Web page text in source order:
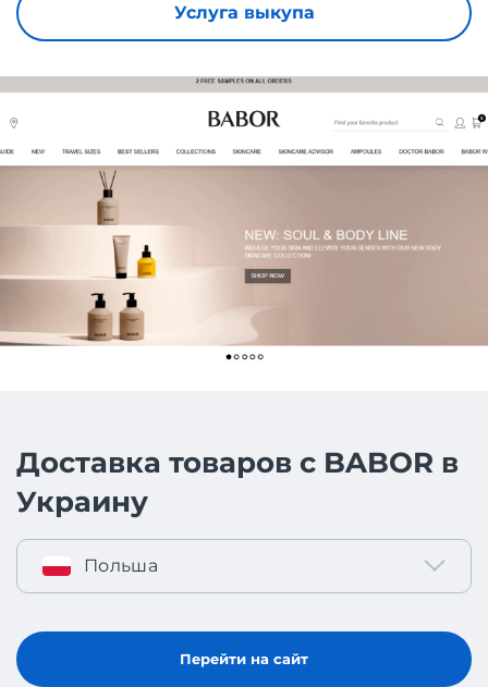
Услуга выкупа
Доставка товаров с BABOR в
Украину
Польша
Перейти на сайт